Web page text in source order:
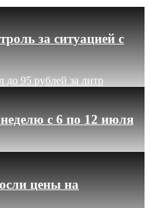
за ситуацией с
95 рублей за литр
с 6 по 12 июля
цены на